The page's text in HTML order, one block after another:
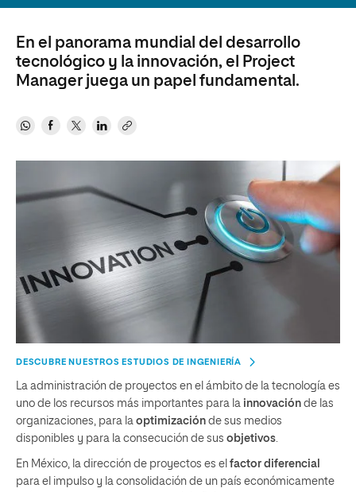
En el panorama mundial del desarrollo
tecnológico y la innovación, el Project
Manager juega un papel fundamental.
DESCUBRE NUESTROS ESTUDIOS DE INGENIERÍA
La administración de proyectos en el ámbito de la tecnología es
uno de los recursos más importantes para la innovación de las
organizaciones, para la optimización de sus medios
disponibles y para la consecución de sus objetivos.
En México, la dirección de proyectos es el factor diferencial
para el impulso y la consolidación de un país económicamente